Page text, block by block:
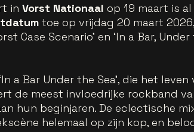
in Vorst Nationaal op 19 maart is
toe op vrijdag 20 maart
Scenario’ en ‘In a Bar, Under
a Bar Under the Sea’, die het leven
de meest invloedrijke rockband
hun beginjaren. De eclectische
helemaal op zijn kop, en